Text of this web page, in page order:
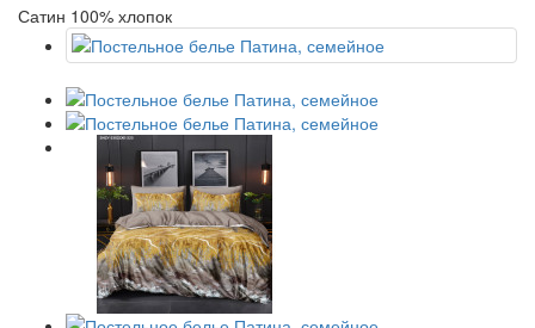
Сатин 100% хлопок